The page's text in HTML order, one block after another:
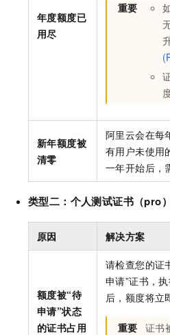
年度额度已
用尽
重要
新年额度被
清零
阿里云会在每
有用户未使用
一年开始后，
类型二： 个人测试证书（pro
原因 解决方案
额度被“待
申请”状态
的证书占用
请检查您的证
申请”证书，
后，额度将立
重要 证书